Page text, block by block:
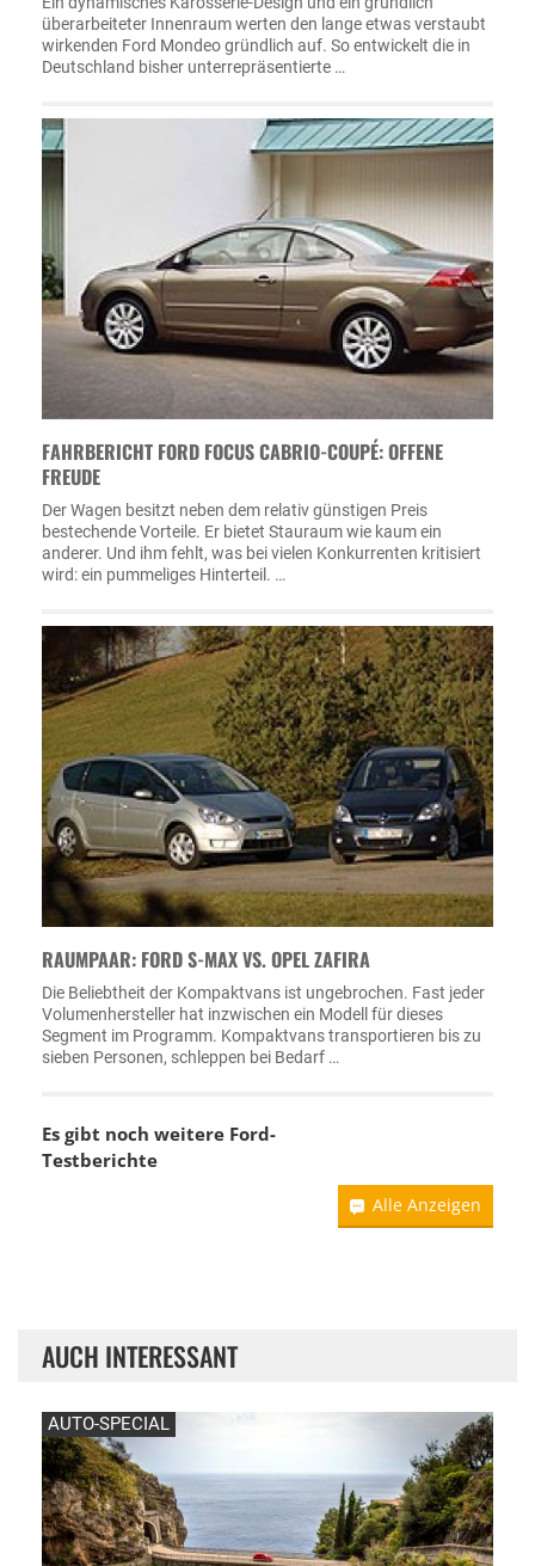
überarbeiteter Innenraum werten den lange etwas verstaubt
wirkenden Ford Mondeo gründlich auf. So entwickelt die in
Deutschland bisher unterrepräsentierte …
FAHRBERICHT FORD FOCUS CABRIO-COUPÉ: OFFENE
FREUDE
Der Wagen besitzt neben dem relativ günstigen Preis
bestechende Vorteile. Er bietet Stauraum wie kaum ein
anderer. Und ihm fehlt, was bei vielen Konkurrenten kritisiert
wird: ein pummeliges Hinterteil. …
RAUMPAAR: FORD S-MAX VS. OPEL ZAFIRA
Die Beliebtheit der Kompaktvans ist ungebrochen. Fast jeder
Volumenhersteller hat inzwischen ein Modell für dieses
Segment im Programm. Kompaktvans transportieren bis zu
sieben Personen, schleppen bei Bedarf …
Es gibt noch weitere Ford-
Testberichte
Alle Anzeigen
AUCH INTERESSANT
AUTO-SPECIAL